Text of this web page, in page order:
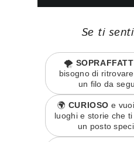
Se ti
🌪️
bisogno di
un filo da
🌍 CURIOSO e
luoghi e storie che
un posto